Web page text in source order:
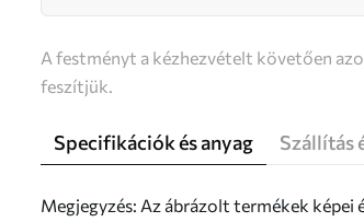
A festményt a kézhezvételt követően
feszítjük.
Specifikációk és anyag Szállítás
Megjegyzés: Az ábrázolt termékek